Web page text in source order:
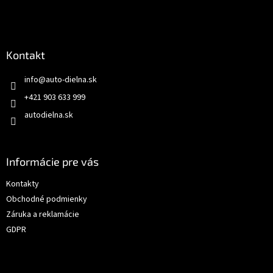
Kontakt
info@auto-dielna.sk
+421 903 633 999
autodielna.sk
Informácie pre vás
Kontakty
Obchodné podmienky
Záruka a reklamácie
GDPR